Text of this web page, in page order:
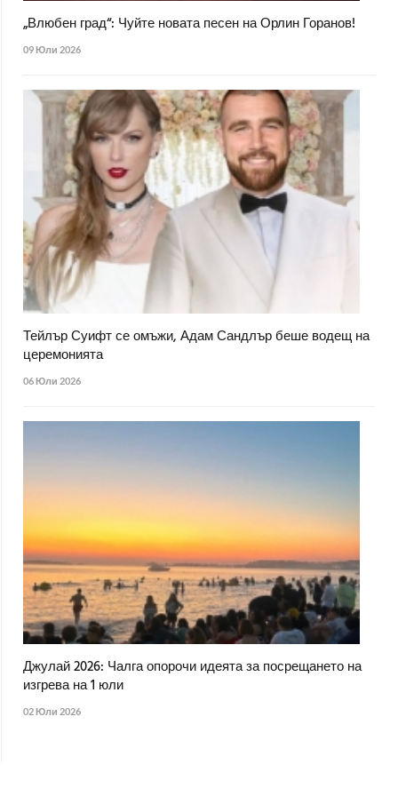
„Влюбен град“: Чуйте новата песен на Орлин Горанов!
09 Юли 2026
Тейлър Суифт се омъжи, Адам Сандлър беше водещ на
церемонията
06 Юли 2026
Джулай 2026: Чалга опорочи идеята за посрещането на
изгрева на 1 юли
02 Юли 2026